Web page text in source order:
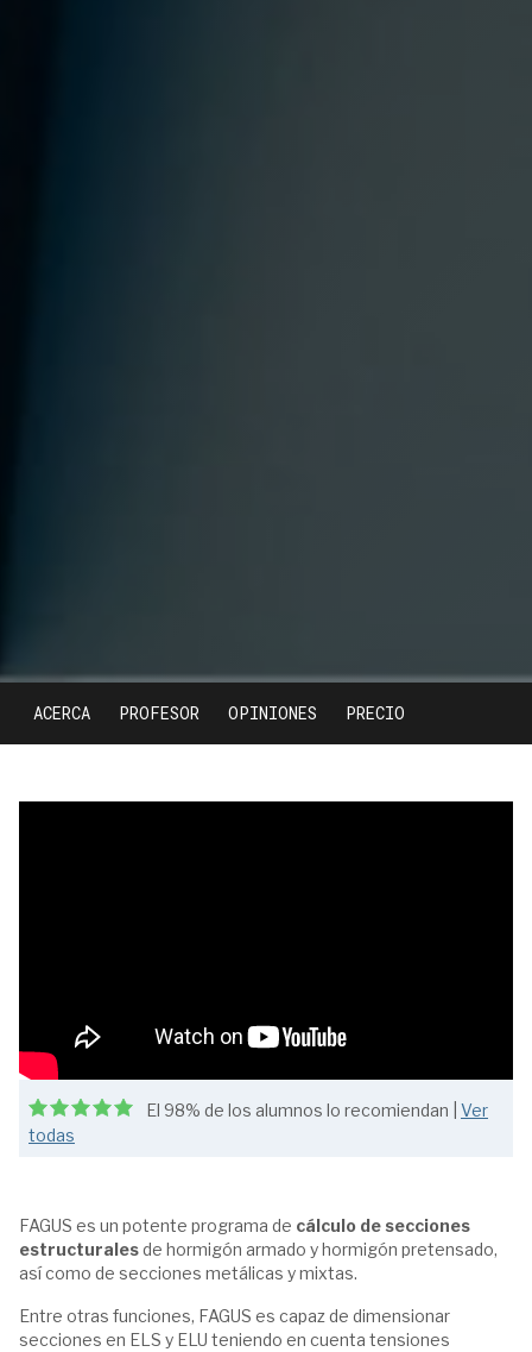
ACERCA PROFESOR OPINIONES PRECIO
El 98% de los alumnos lo recomiendan | Ver
todas
FAGUS es un potente programa de cálculo de secciones
estructuralesde hormigón armado y hormigón pretensado,
así como de secciones metálicas y mixtas.
Entre otras funciones, FAGUS es capaz de dimensionar
secciones en ELS y ELU teniendo en cuenta tensiones